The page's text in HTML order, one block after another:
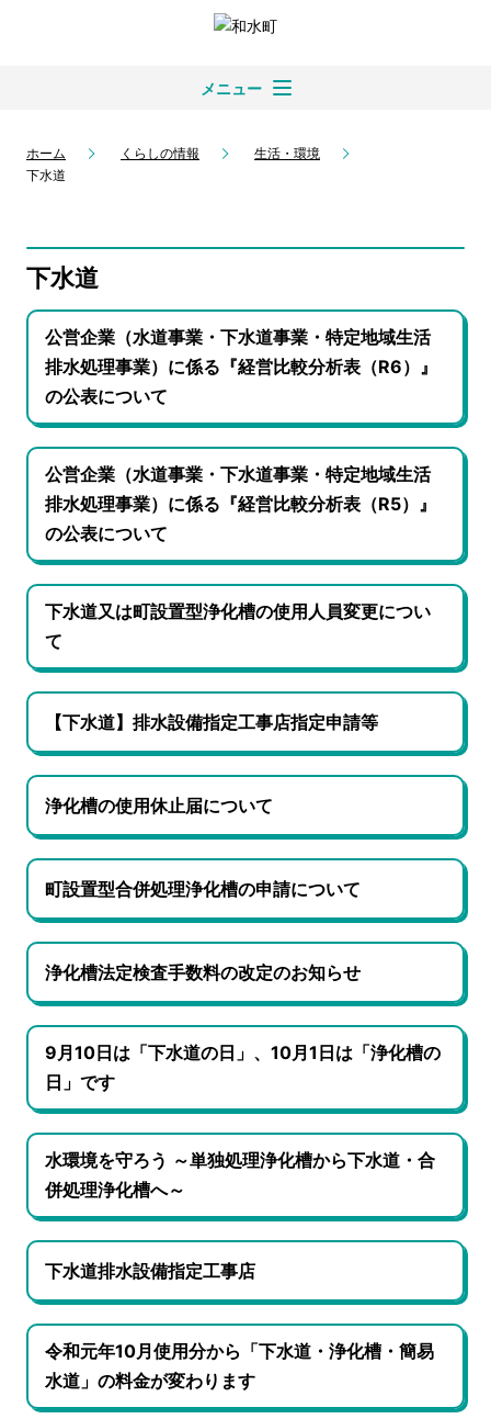
メニュー
ホーム くらしの情報
生活・環境
下水道
下水道
公営企業（水道事業・下水道事業・特定地域生活
排水処理事業）に係る『経営比較分析表（R6）』
の公表について
公営企業（水道事業・下水道事業・特定地域生活
排水処理事業）に係る『経営比較分析表（R5）』
の公表について
下水道又は町設置型浄化槽の使用人員変更につい
て
【下水道】排水設備指定工事店指定申請等
浄化槽の使用休止届について
町設置型合併処理浄化槽の申請について
浄化槽法定検査手数料の改定のお知らせ
9月10日は「下水道の日」、10月1日は「浄化槽の
日」です
水環境を守ろう ～単独処理浄化槽から下水道・合
併処理浄化槽へ～
下水道排水設備指定工事店
令和元年10月使用分から「下水道・浄化槽・簡易
水道」の料金が変わります